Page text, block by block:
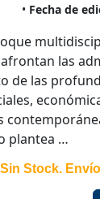
Fecha de
Sin Stock.
las
de las
plantea …